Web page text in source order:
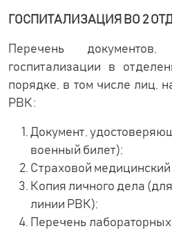
ГОСПИТАЛИЗАЦИЯ ВО 2
Перечень
госпитализации в
порядке, в том числе лиц,
РВК:
Документ,
военный билет);
Страховой медицинский
Копия личного дела
линии РВК);
Перечень